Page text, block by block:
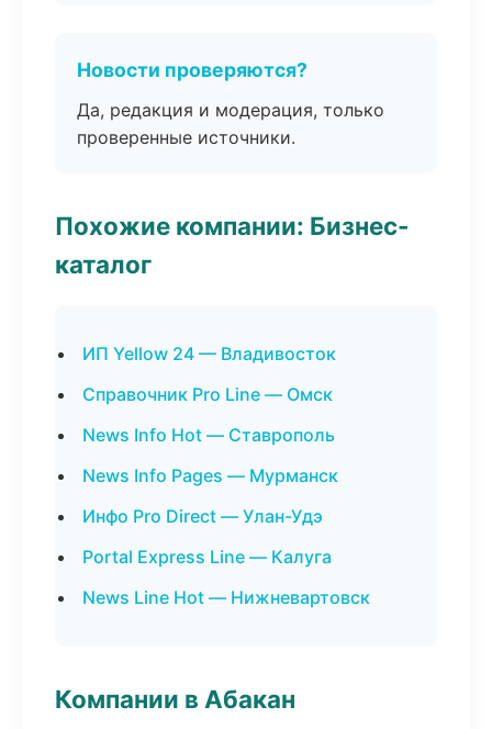
Новости проверяются?
Да, редакция и модерация, только
проверенные источники.
Похожие компании: Бизнес-
каталог
ИП Yellow 24 — Владивосток
Справочник Pro Line — Омск
News Info Hot — Ставрополь
News Info Pages — Мурманск
Инфо Pro Direct — Улан-Удэ
Portal Express Line — Калуга
News Line Hot — Нижневартовск
Компании в Абакан